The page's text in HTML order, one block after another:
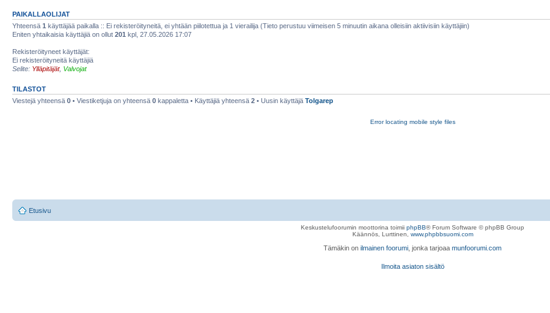
PAIKALLAOLIJAT
Yhteensä 1 käyttäjää paikalla :: Ei rekisteröityneitä, ei yhtään piilotettua ja 1 vierailija (Tieto perustuu viimeisen 5 minuutin aikana olleisiin aktiivisiin käyttäjiin)
Eniten yhtaikaisia käyttäjiä on ollut 201 kpl, 27.05.2026 17:07
Rekisteröityneet käyttäjät:
Ei rekisteröityneitä käyttäjiä
Selite: Ylläpitäjät, Valvojat
TILASTOT
Viestejä yhteensä 0 • Viestiketjuja on yhteensä 0 kappaletta • Käyttäjiä yhteensä 2 • Uusin käyttäjä Tolgarep
Error locating mobile style files
Etusivu
Keskustelufoorumin moottorina toimii phpBB® Forum Software © phpBB Group
Käännös, Lurttinen, www.phpbbsuomi.com
Tämäkin on ilmainen foorumi , jonka tarjoaa munfoorumi.com
Ilmoita asiaton sisältö